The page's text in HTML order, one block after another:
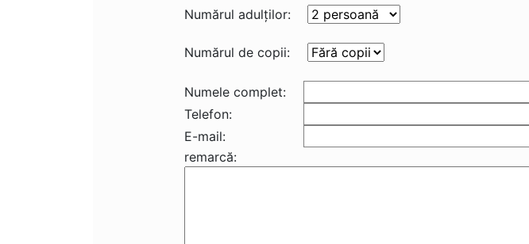
Numărul adulţilor:
Numărul de copii:
Numele complet:
Telefon:
E-mail:
remarcă: